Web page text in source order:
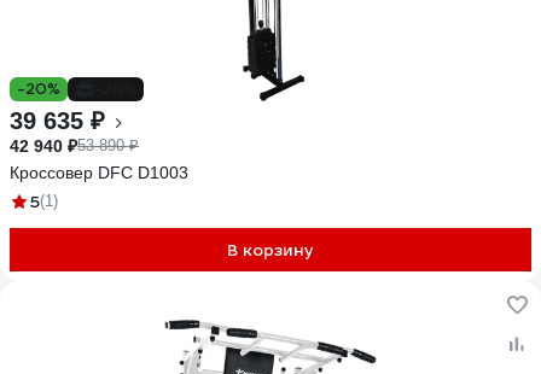
-20%
39 635 ₽
42 940 ₽53 890 ₽
Кроссовер DFC D1003
5(1)
В корзину